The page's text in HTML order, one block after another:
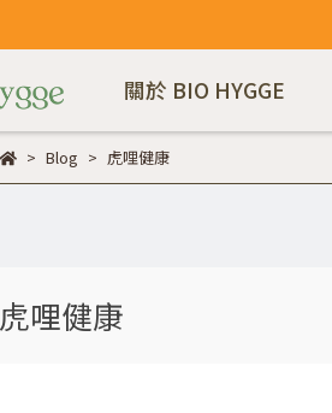
關於 BIO HYGGE
Blog 虎哩健康
虎哩健康